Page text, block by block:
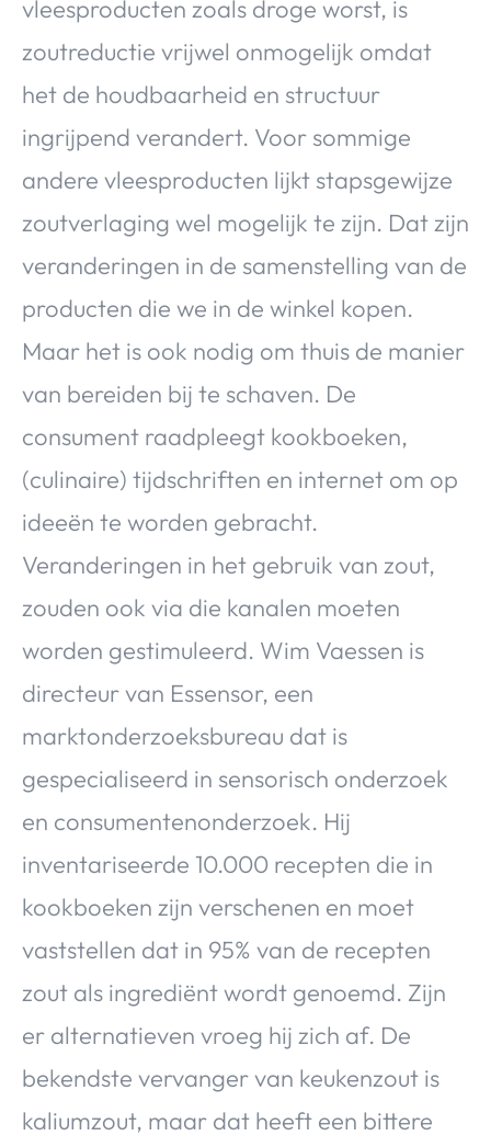
vleesproducten zoals droge worst, is
zoutreductie vrijwel onmogelijk omdat
het de houdbaarheid en structuur
ingrijpend verandert. Voor sommige
andere vleesproducten lijkt stapsgewijze
zoutverlaging wel mogelijk te zijn. Dat zijn
veranderingen in de samenstelling van de
producten die we in de winkel kopen.
Maar het is ook nodig om thuis de manier
van bereiden bij te schaven. De
consument raadpleegt kookboeken,
(culinaire) tijdschriften en internet om op
ideeën te worden gebracht.
Veranderingen in het gebruik van zout,
zouden ook via die kanalen moeten
worden gestimuleerd. Wim Vaessen is
directeur van Essensor, een
marktonderzoeksbureau dat is
gespecialiseerd in sensorisch onderzoek
en consumentenonderzoek. Hij
inventariseerde 10.000 recepten die in
kookboeken zijn verschenen en moet
vaststellen dat in 95% van de recepten
zout als ingrediënt wordt genoemd. Zijn
er alternatieven vroeg hij zich af. De
bekendste vervanger van keukenzout is
kaliumzout, maar dat heeft een bittere